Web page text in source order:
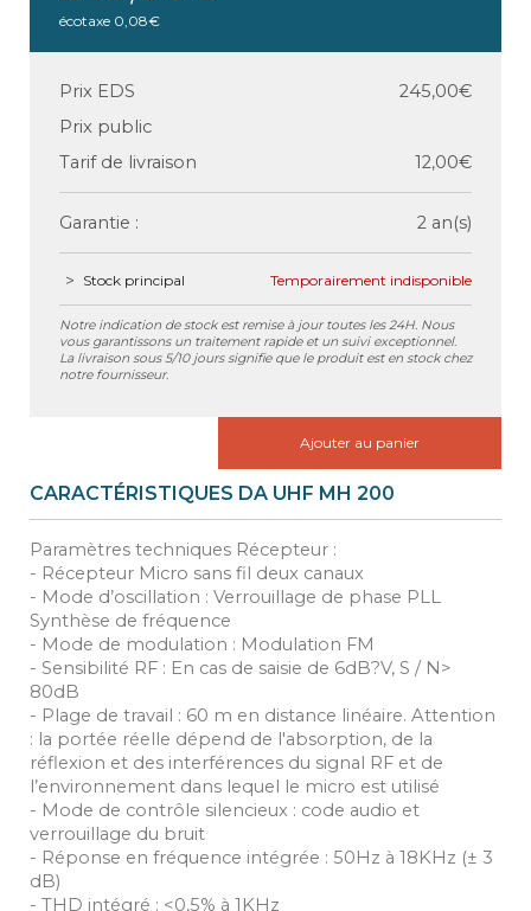
écotaxe 0,08€
Prix EDS
245,00€
Prix public
Tarif de livraison
12,00€
Garantie : 2 an(s)
Stock principal Temporairement indisponible
Notre indication de stock est remise à jour toutes les 24H. Nous
vous garantissons un traitement rapide et un suivi exceptionnel.
La livraison sous 5/10 jours signifie que le produit est en stock chez
notre fournisseur.
Ajouter au panier
CARACTÉRISTIQUES DA UHF MH 200
Paramètres techniques Récepteur :
- Récepteur Micro sans fil deux canaux
- Mode d’oscillation : Verrouillage de phase PLL
Synthèse de fréquence
- Mode de modulation : Modulation FM
- Sensibilité RF : En cas de saisie de 6dB?V, S / N>
80dB
- Plage de travail : 60 m en distance linéaire. Attention
: la portée réelle dépend de l'absorption, de la
réflexion et des interférences du signal RF et de
l’environnement dans lequel le micro est utilisé
- Mode de contrôle silencieux : code audio et
verrouillage du bruit
- Réponse en fréquence intégrée : 50Hz à 18KHz (± 3
dB)
- THD intégré : <0,5% à 1KHz